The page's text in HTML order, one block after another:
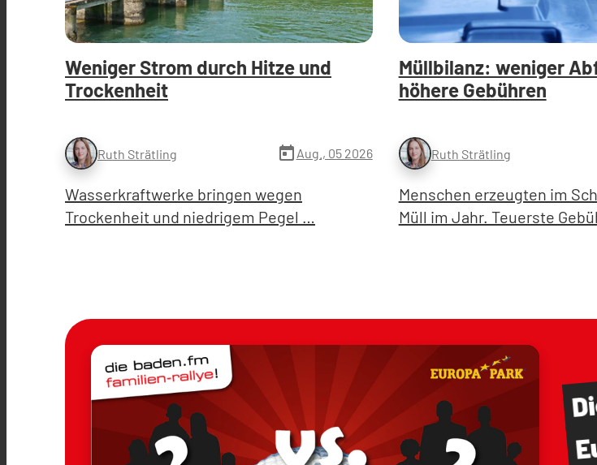
Weniger Strom durch Hitze und
Trockenheit
Ruth Strätling today Aug., 05 2026
Wasserkraftwerke bringen wegen
Trockenheit und niedrigem Pegel …
Müllbilanz: weniger
höhere Gebühren
Ruth Strätling
Menschen erzeugten im
Müll im Jahr. Teuerste